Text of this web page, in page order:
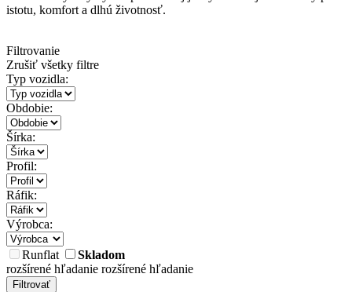
istotu, komfort a dlhú životnosť.
Filtrovanie
Zrušiť všetky filtre
Typ vozidla:
Obdobie:
Šírka:
Profil:
Ráfik:
Výrobca:
Runflat
Skladom
rozšírené hľadanie rozšírené hľadanie
Filtrovať